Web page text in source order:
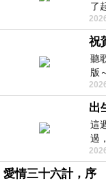
了
的
祝
聽
版
經
這
過
節
愛情三十六計，序